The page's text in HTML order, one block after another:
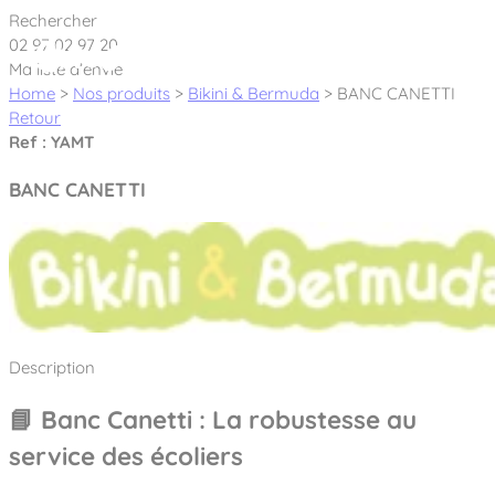
Cookies management panel
Créateur et fabricant d’aires de jeux &
Nos dernières actualités
À propos
Nos engagements
Nos Garanties
Notre concept
Aires de jeux Bikini & Bermuda®
Tous nos jeux
Jeux inclusifs
Sport & Fitness Sport&Co®
Rechercher
02 97 02 97 20
Ma liste d’envie
Home > Nos produits > Bikini & Bermuda > BANC CANETTI
Retour
Ref : YAMT
BANC CANETTI
Description
📘 Banc Canetti : La robustesse au
service des écoliers